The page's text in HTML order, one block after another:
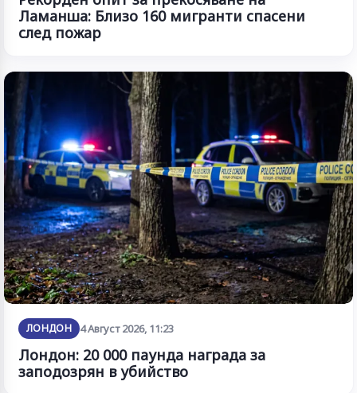
Ламанша: Близо 160 мигранти спасени
след пожар
ЛОНДОН 4 Август 2026, 11:23
Лондон: 20 000 паунда награда за
заподозрян в убийство